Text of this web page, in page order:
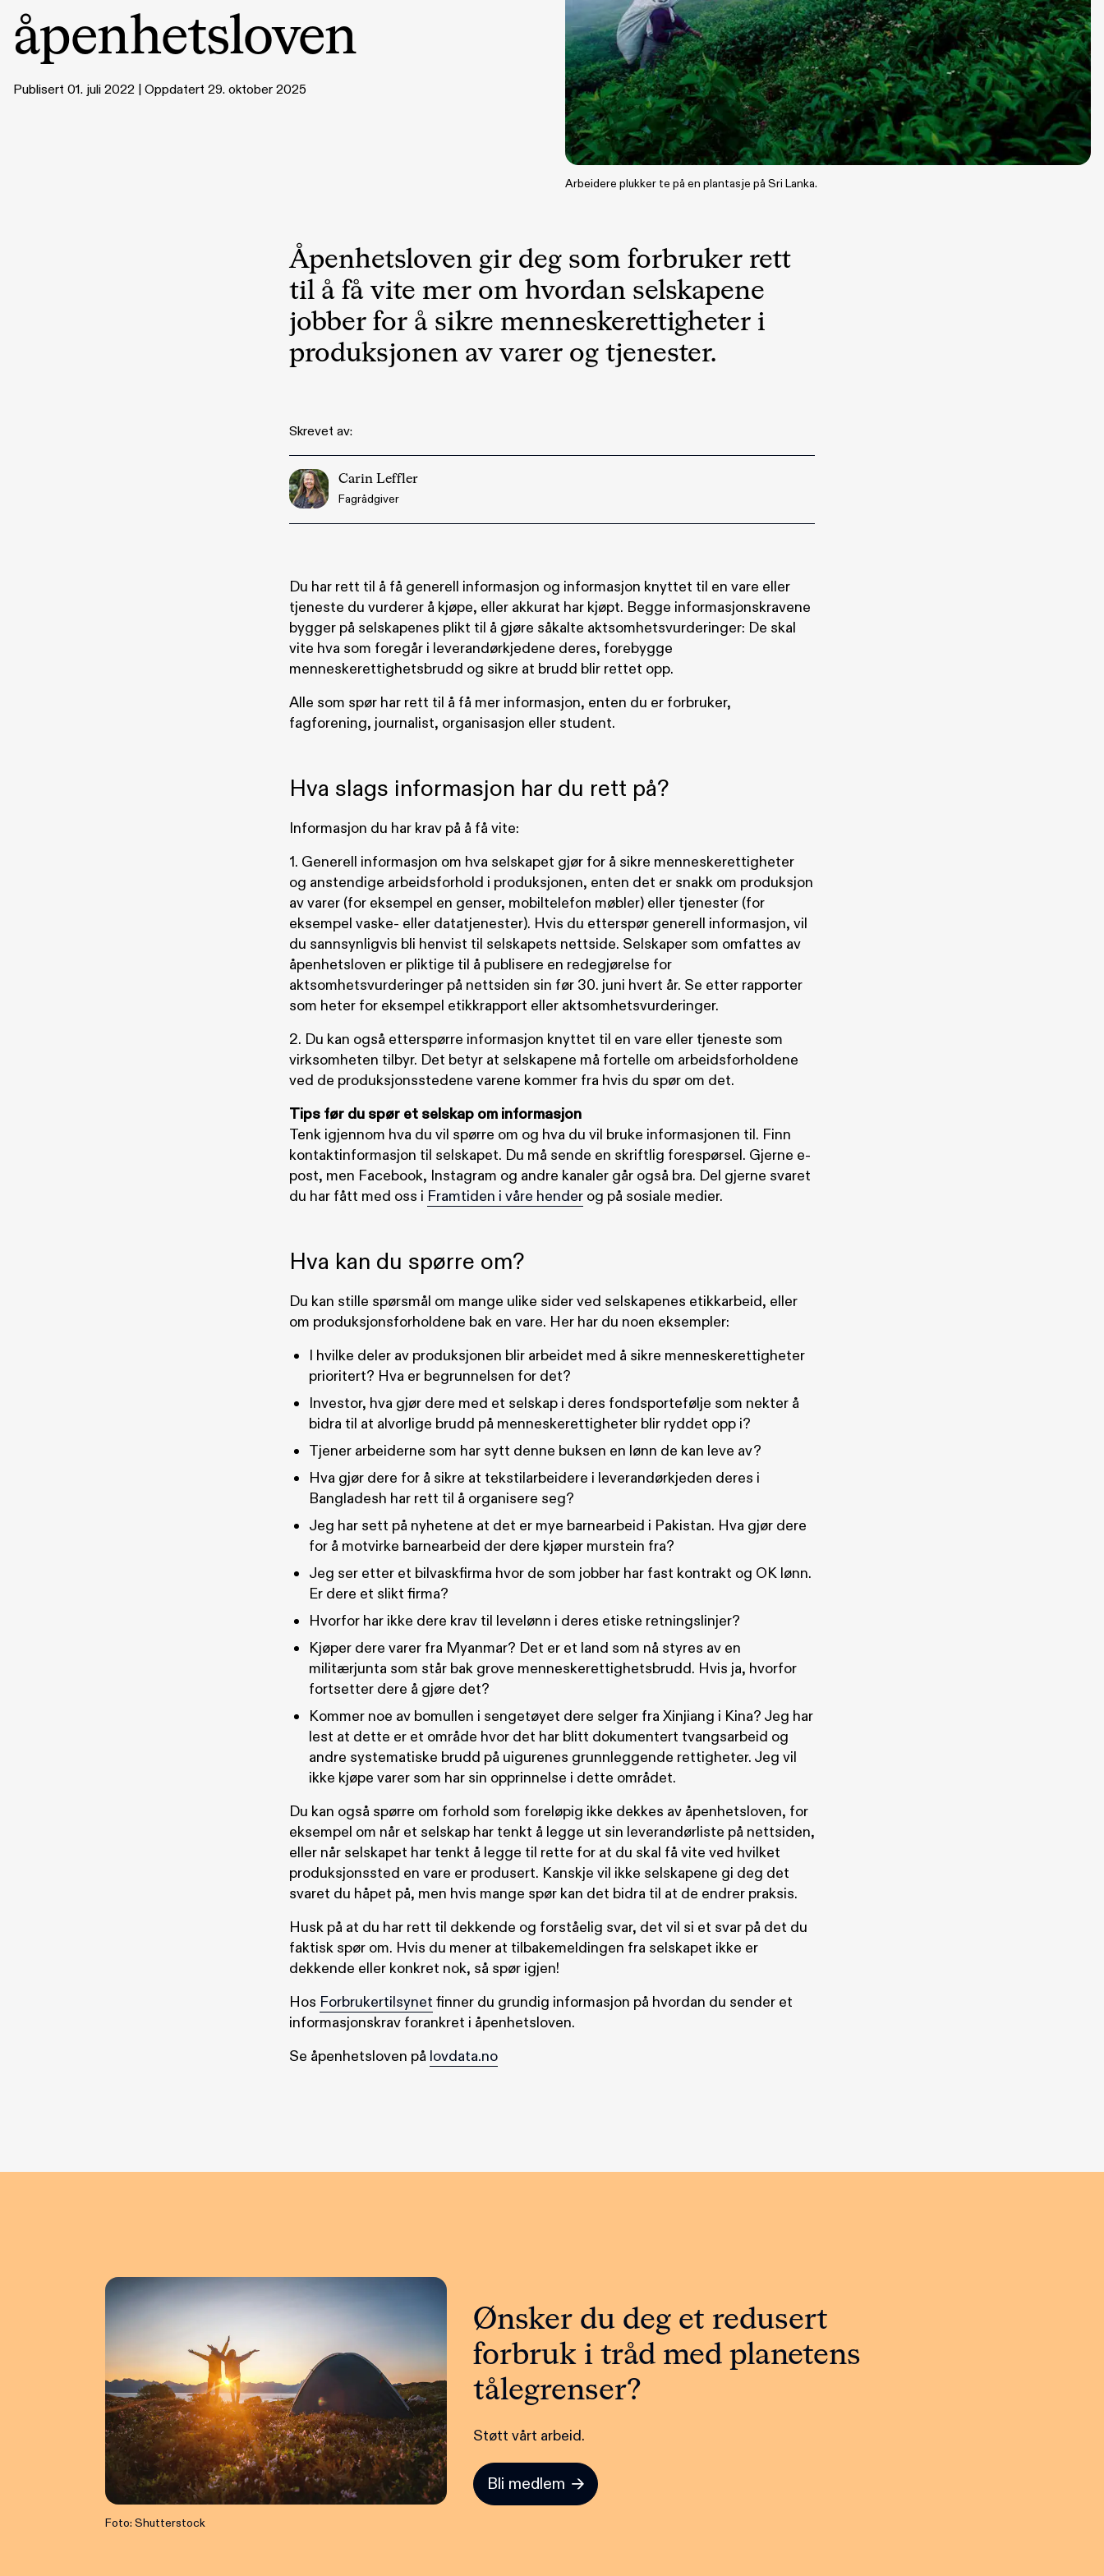
åpenhetsloven
Publisert 01. juli 2022 | Oppdatert 29. oktober 2025
Arbeidere plukker te på en plantasje på Sri Lanka.
Åpenhetsloven gir deg som forbruker rett
til å få vite mer om hvordan selskapene
jobber for å sikre menneskerettigheter i
produksjonen av varer og tjenester.
Skrevet av:
Carin Leffler
Fagrådgiver
Du har rett til å få generell informasjon og informasjon knyttet til en vare eller
tjeneste du vurderer å kjøpe, eller akkurat har kjøpt. Begge informasjonskravene
bygger på selskapenes plikt til å gjøre såkalte aktsomhetsvurderinger: De skal
vite hva som foregår i leverandørkjedene deres, forebygge
menneskerettighetsbrudd og sikre at brudd blir rettet opp.
Alle som spør har rett til å få mer informasjon, enten du er forbruker,
fagforening, journalist, organisasjon eller student.
Hva slags informasjon har du rett på?
Informasjon du har krav på å få vite:
1. Generell informasjon om hva selskapet gjør for å sikre menneskerettigheter
og anstendige arbeidsforhold i produksjonen, enten det er snakk om produksjon
av varer (for eksempel en genser, mobiltelefon møbler) eller tjenester (for
eksempel vaske- eller datatjenester). Hvis du etterspør generell informasjon, vil
du sannsynligvis bli henvist til selskapets nettside. Selskaper som omfattes av
åpenhetsloven er pliktige til å publisere en redegjørelse for
aktsomhetsvurderinger på nettsiden sin før 30. juni hvert år. Se etter rapporter
som heter for eksempel etikkrapport eller aktsomhetsvurderinger.
2. Du kan også etterspørre informasjon knyttet til en vare eller tjeneste som
virksomheten tilbyr. Det betyr at selskapene må fortelle om arbeidsforholdene
ved de produksjonsstedene varene kommer fra hvis du spør om det.
Tips før du spør et selskap om informasjon
Tenk igjennom hva du vil spørre om og hva du vil bruke informasjonen til. Finn
kontaktinformasjon til selskapet. Du må sende en skriftlig forespørsel. Gjerne e-
post, men Facebook, Instagram og andre kanaler går også bra. Del gjerne svaret
du har fått med oss i Framtiden i våre hender og på sosiale medier.
Hva kan du spørre om?
Du kan stille spørsmål om mange ulike sider ved selskapenes etikkarbeid, eller
om produksjonsforholdene bak en vare. Her har du noen eksempler:
I hvilke deler av produksjonen blir arbeidet med å sikre menneskerettigheter
prioritert? Hva er begrunnelsen for det?
Investor, hva gjør dere med et selskap i deres fondsportefølje som nekter å
bidra til at alvorlige brudd på menneskerettigheter blir ryddet opp i?
Tjener arbeiderne som har sytt denne buksen en lønn de kan leve av?
Hva gjør dere for å sikre at tekstilarbeidere i leverandørkjeden deres i
Bangladesh har rett til å organisere seg?
Jeg har sett på nyhetene at det er mye barnearbeid i Pakistan. Hva gjør dere
for å motvirke barnearbeid der dere kjøper murstein fra?
Jeg ser etter et bilvaskfirma hvor de som jobber har fast kontrakt og OK lønn.
Er dere et slikt firma?
Hvorfor har ikke dere krav til levelønn i deres etiske retningslinjer?
Kjøper dere varer fra Myanmar? Det er et land som nå styres av en
militærjunta som står bak grove menneskerettighetsbrudd. Hvis ja, hvorfor
fortsetter dere å gjøre det?
Kommer noe av bomullen i sengetøyet dere selger fra Xinjiang i Kina? Jeg har
lest at dette er et område hvor det har blitt dokumentert tvangsarbeid og
andre systematiske brudd på uigurenes grunnleggende rettigheter. Jeg vil
ikke kjøpe varer som har sin opprinnelse i dette området.
Du kan også spørre om forhold som foreløpig ikke dekkes av åpenhetsloven, for
eksempel om når et selskap har tenkt å legge ut sin leverandørliste på nettsiden,
eller når selskapet har tenkt å legge til rette for at du skal få vite ved hvilket
produksjonssted en vare er produsert. Kanskje vil ikke selskapene gi deg det
svaret du håpet på, men hvis mange spør kan det bidra til at de endrer praksis.
Husk på at du har rett til dekkende og forståelig svar, det vil si et svar på det du
faktisk spør om. Hvis du mener at tilbakemeldingen fra selskapet ikke er
dekkende eller konkret nok, så spør igjen!
Hos Forbrukertilsynet finner du grundig informasjon på hvordan du sender et
informasjonskrav forankret i åpenhetsloven.
Se åpenhetsloven på lovdata.no
Foto: Shutterstock
Ønsker du deg et redusert
forbruk i tråd med planetens
tålegrenser?
Støtt vårt arbeid.
Bli medlem